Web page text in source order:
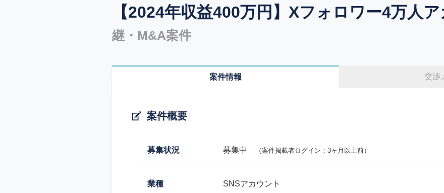
【2024年収益400万円】Xフォロワー4万人
継・M&A案件
案件情報 交渉
案件概要
募集状況 募集中 （案件掲載者ログイン：3ヶ月以上前）
業種 SNSアカウント